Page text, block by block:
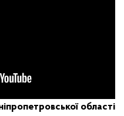
області